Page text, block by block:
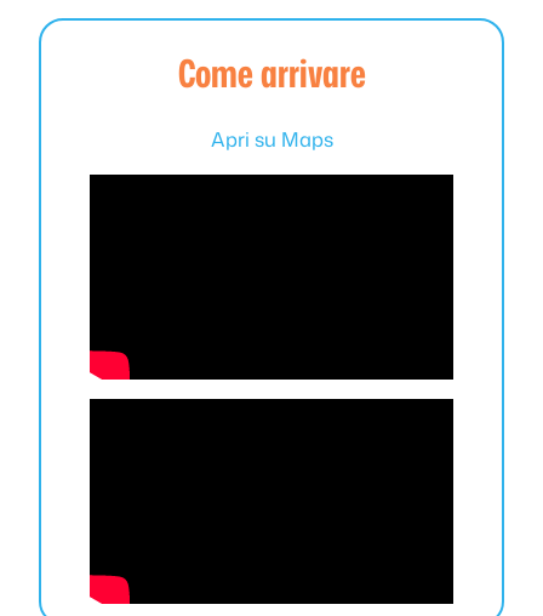
Come arrivare
Apri su Maps